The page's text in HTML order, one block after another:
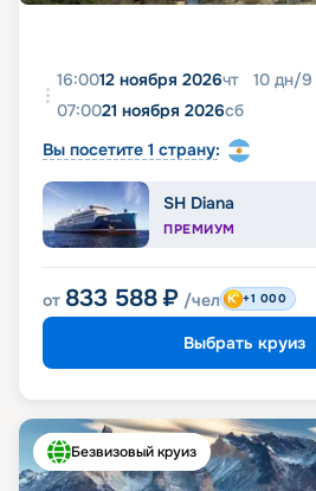
16:0012 ноября 2026чт 10 дн/9
07:0021 ноября 2026сб
Вы посетите 1 страну:
SH Diana
ПРЕМИУМ
от 833 588 ₽ /чел +1 000
Выбрать круиз
Безвизовый круиз